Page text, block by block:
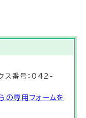
番号：042-
の専用フォームを